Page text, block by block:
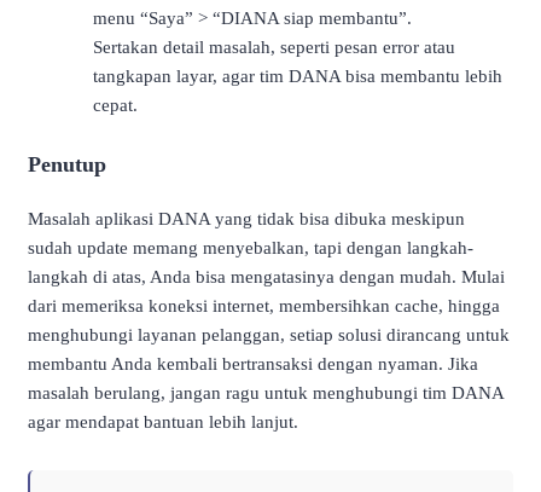
menu “Saya” > “DIANA siap membantu”.
Sertakan detail masalah, seperti pesan error atau
tangkapan layar, agar tim DANA bisa membantu lebih
cepat.
Penutup
Masalah aplikasi DANA yang tidak bisa dibuka meskipun
sudah update memang menyebalkan, tapi dengan langkah-
langkah di atas, Anda bisa mengatasinya dengan mudah. Mulai
dari memeriksa koneksi internet, membersihkan cache, hingga
menghubungi layanan pelanggan, setiap solusi dirancang untuk
membantu Anda kembali bertransaksi dengan nyaman. Jika
masalah berulang, jangan ragu untuk menghubungi tim DANA
agar mendapat bantuan lebih lanjut.